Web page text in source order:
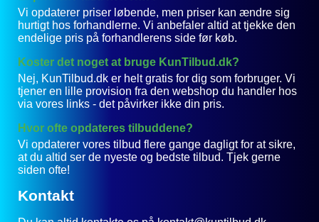
Vi opdaterer priser løbende, men priser kan ændre sig
hurtigt hos forhandlerne. Vi anbefaler altid at tjekke den
endelige pris på forhandlerens side før køb.
Koster det noget at bruge KunTilbud.dk?
Nej, KunTilbud.dk er helt gratis for dig som forbruger. Vi
tjener en lille provision fra den webshop du handler hos
via vores links - det påvirker ikke din pris.
Hvor ofte opdateres tilbuddene?
Vi opdaterer vores tilbud flere gange dagligt for at sikre,
at du altid ser de nyeste og bedste tilbud. Tjek gerne
siden ofte!
Kontakt